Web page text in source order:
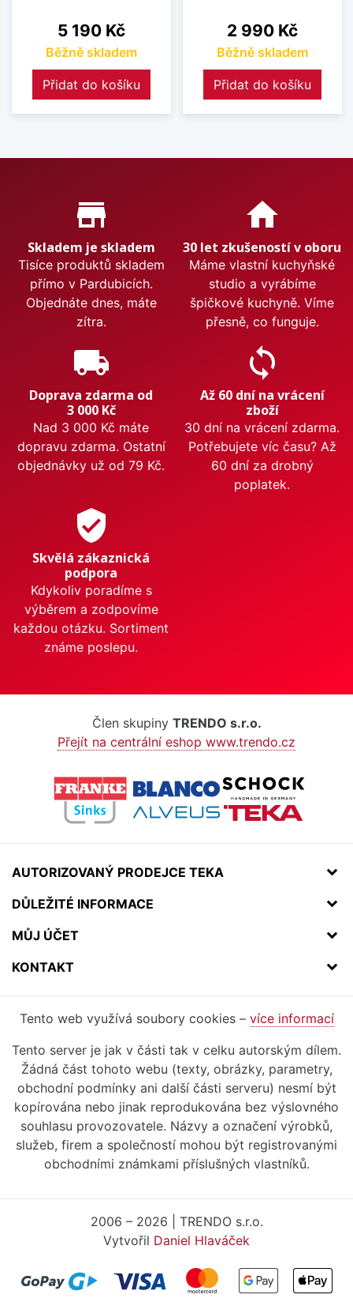
Cena
5 190 Kč
Běžně skladem
Přidat do košíku
Cena
2 990 Kč
Běžně skladem
Přidat do košíku
Proč nakupovat u nás?
store_mall_directory
Skladem je skladem
Tisíce produktů skladem
přímo v Pardubicích.
Objednáte dnes, máte
zítra.
home
30 let zkušeností v oboru
Máme vlastní kuchyňské
studio a vyrábíme
špičkové kuchyně. Víme
přesně, co funguje.
local_shipping
Doprava zdarma od
3 000 Kč
Nad 3 000 Kč máte
dopravu zdarma. Ostatní
objednávky už od 79 Kč.
sync
Až 60 dní na vrácení
zboží
30 dní na vrácení zdarma.
Potřebujete víc času? Až
60 dní za drobný
poplatek.
verified_user
Skvělá zákaznická
podpora
Kdykoliv poradíme s
výběrem a zodpovíme
každou otázku. Sortiment
známe poslepu.
Člen skupiny TRENDO s.r.o.
Přejít na centrální eshop www.trendo.cz
AUTORIZOVANÝ PRODEJCE TEKA
DŮLEŽITÉ INFORMACE
MŮJ ÚČET
KONTAKT
Tento web využívá soubory cookies – více informací
Tento server je jak v části tak v celku autorským dílem.
Žádná část tohoto webu (texty, obrázky, parametry,
obchodní podmínky ani další části serveru) nesmí být
kopírována nebo jinak reprodukována bez výslovného
souhlasu provozovatele. Názvy a označení výrobků,
služeb, firem a společností mohou být registrovanými
obchodními známkami příslušných vlastníků.
2006 – 2026 | TRENDO s.r.o.
Vytvořil Daniel Hlaváček